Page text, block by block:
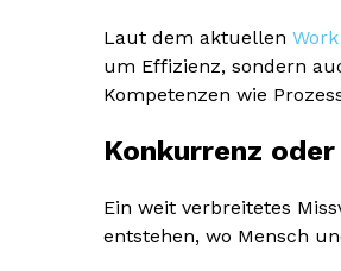
Laut dem aktuellen
um Effizienz, sondern
Kompetenzen wie
Konkurrenz
Ein weit verbreitetes
entstehen, wo Mensch